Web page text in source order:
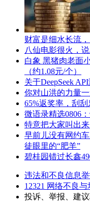
财富是细水长流
八仙电影很火，
白象 黑猪肉老面
（约1.08元/个）
关于DeepSeek
你对山洪的力量
65%返奖率，刮
微语录精选0806
特意把大家叫出
早前儿没有网约
徒眼里的“肥羊”
碧桂园错过长鑫
违法和不良信息
12321 网络不良
投诉、举报、建议